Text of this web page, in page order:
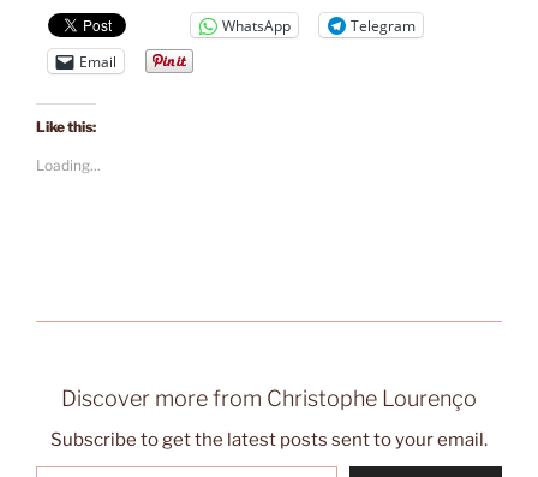
WhatsApp
Telegram
Email
Like this:
Loading...
Discover more from Christophe Lourenço
Subscribe to get the latest posts sent to your email.
Type your email…